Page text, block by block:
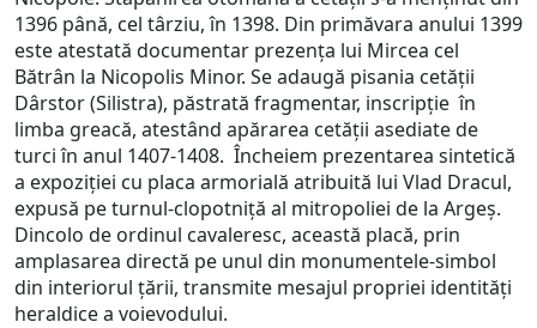
1396 până, cel târziu, în 1398. Din primăvara anului 1399
este atestată documentar prezența lui Mircea cel
Bătrân la Nicopolis Minor. Se adaugă pisania cetății
Dârstor (Silistra), păstrată fragmentar, inscripție în
limba greacă, atestând apărarea cetății asediate de
turci în anul 1407-1408. Încheiem prezentarea sintetică
a expoziției cu placa armorială atribuită lui Vlad Dracul,
expusă pe turnul-clopotniță al mitropoliei de la Argeș.
Dincolo de ordinul cavaleresc, această placă, prin
amplasarea directă pe unul din monumentele-simbol
din interiorul țării, transmite mesajul propriei identități
heraldice a voievodului.